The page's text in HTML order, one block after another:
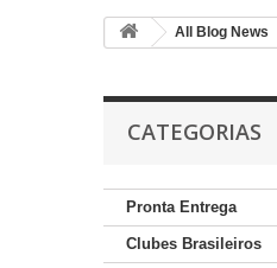
All Blog News
CATEGORIAS
Pronta Entrega
Clubes Brasileiros